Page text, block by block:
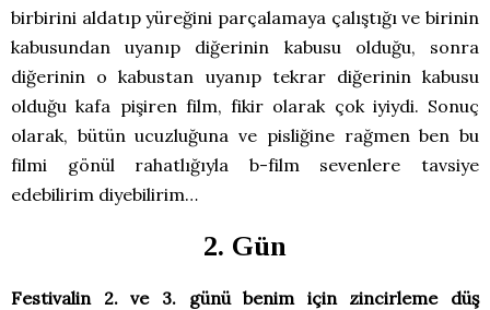
birbirini aldatıp yüreğini parçalamaya çalıştığı ve birinin
kabusundan uyanıp diğerinin kabusu olduğu, sonra
diğerinin o kabustan uyanıp tekrar diğerinin kabusu
olduğu kafa pişiren film, fikir olarak çok iyiydi. Sonuç
olarak, bütün ucuzluğuna ve pisliğine rağmen ben bu
filmi gönül rahatlığıyla b-film sevenlere tavsiye
edebilirim diyebilirim…
2. Gün
Festivalin 2. ve 3. günü benim için zincirleme düş